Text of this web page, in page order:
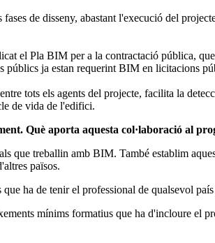
de disseny, abastant l'execució del
el Pla BIM per a la contractació pública,
públics ja estan requerint BIM en licitacions
tots els agents del projecte, facilita la
de vida de l'edifici.
Què aporta aquesta col·laboració al
que treballin amb BIM. També establim
països.
ha de tenir el professional de qualsevol
mínims formatius que ha d'incloure el